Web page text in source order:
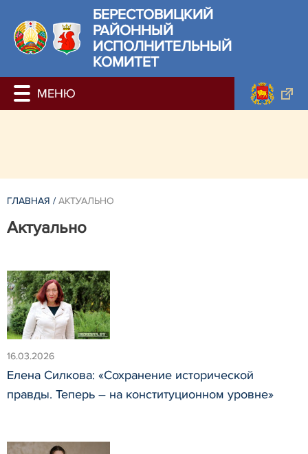
БЕРЕСТОВИЦКИЙ
РАЙОННЫЙ
ИСПОЛНИТЕЛЬНЫЙ
КОМИТЕТ
ГЛАВНАЯ / АКТУАЛЬНО
Актуально
16.03.2026
Елена Силкова: «Сохранение исторической
правды. Теперь – на конституционном уровне»